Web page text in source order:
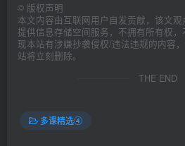
© 版权声明
本文内容由互联网用户自发贡献，该文
提供信息存储空间服务，不拥有所有权
现本站有涉嫌抄袭侵权/违法违规的内容
站将立刻删除。
THE END
多课精选④